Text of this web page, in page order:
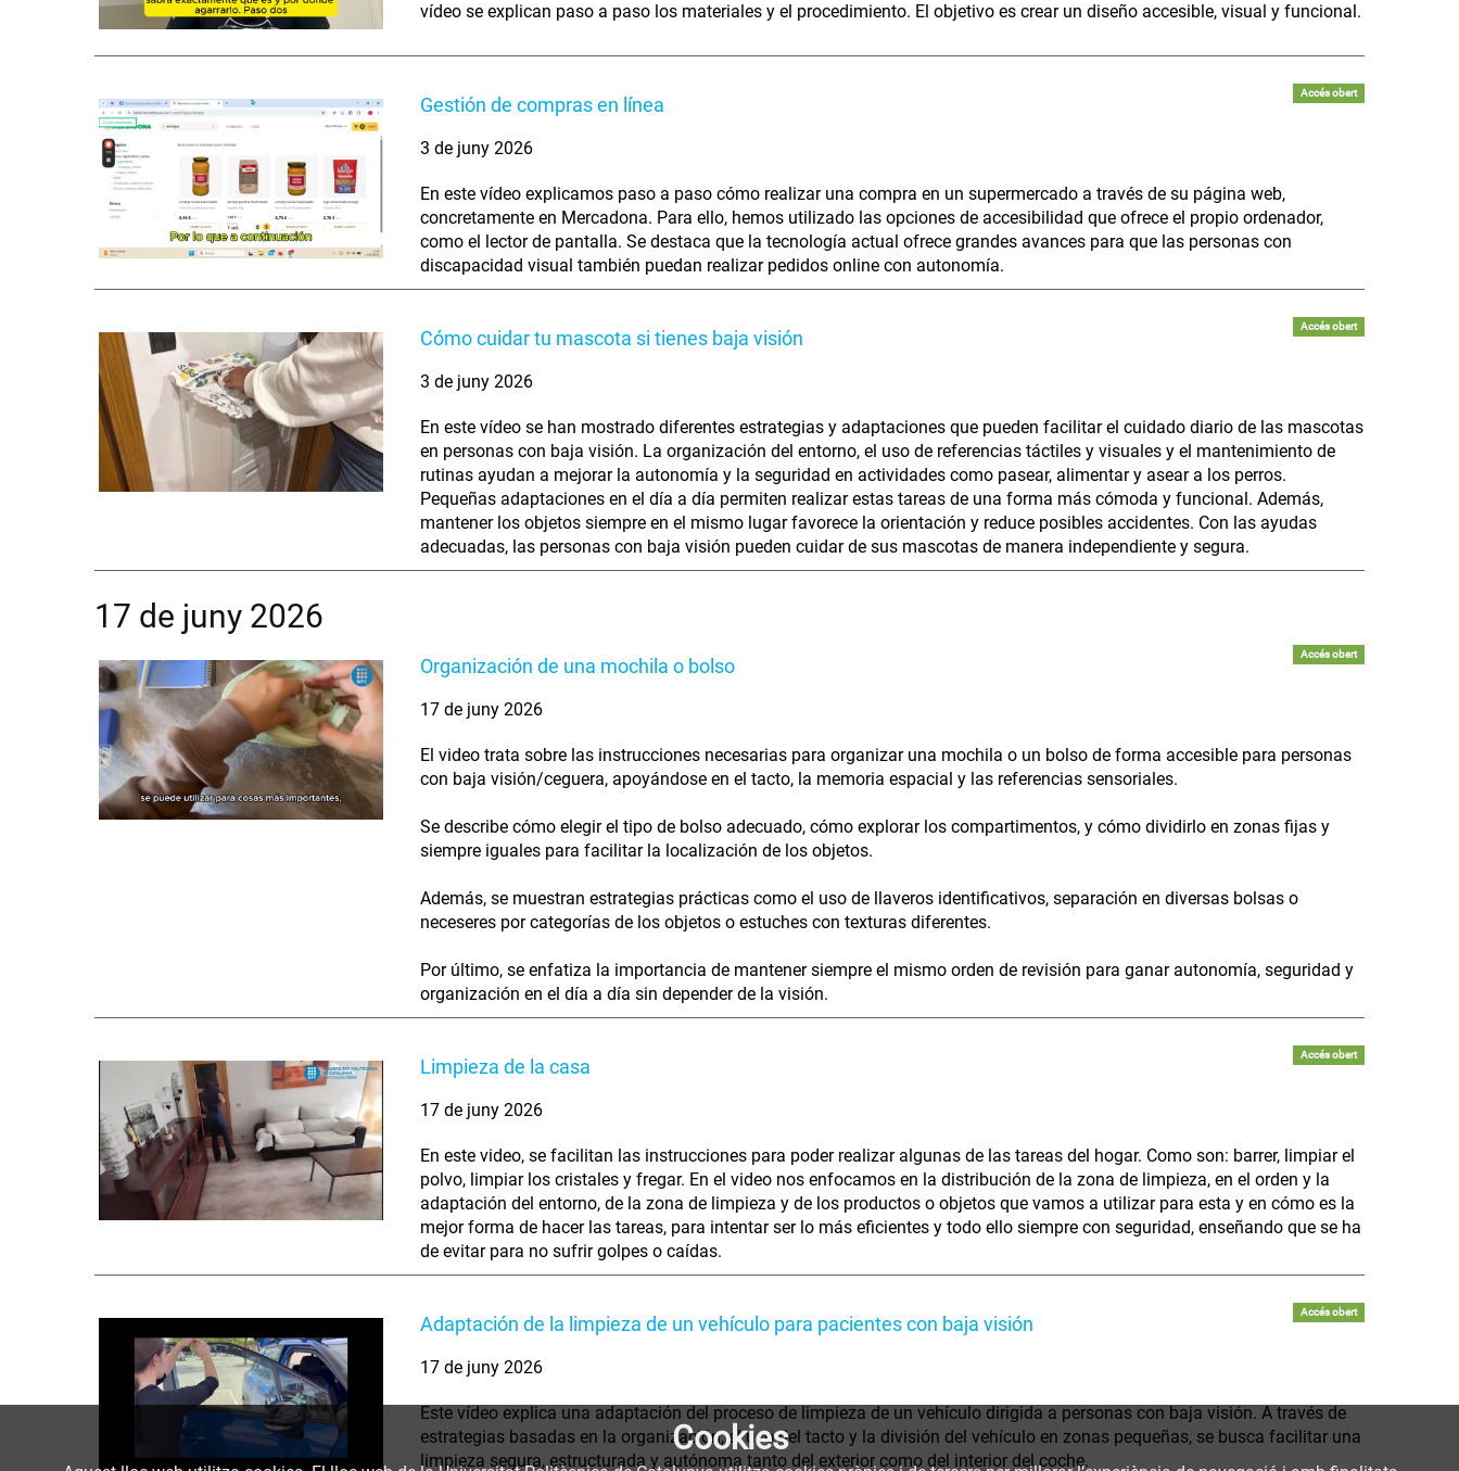
vídeo se explican paso a paso los materiales y el procedimiento. El objetivo es crear un diseño accesible, visual y funcional.
Gestión de compras en línea
Accés obert
3 de juny 2026
En este vídeo explicamos paso a paso cómo realizar una compra en un supermercado a través de su página web,
concretamente en Mercadona. Para ello, hemos utilizado las opciones de accesibilidad que ofrece el propio ordenador,
como el lector de pantalla. Se destaca que la tecnología actual ofrece grandes avances para que las personas con
discapacidad visual también puedan realizar pedidos online con autonomía.
Cómo cuidar tu mascota si tienes baja visión
Accés obert
3 de juny 2026
En este vídeo se han mostrado diferentes estrategias y adaptaciones que pueden facilitar el cuidado diario de las mascotas
en personas con baja visión. La organización del entorno, el uso de referencias táctiles y visuales y el mantenimiento de
rutinas ayudan a mejorar la autonomía y la seguridad en actividades como pasear, alimentar y asear a los perros.
Pequeñas adaptaciones en el día a día permiten realizar estas tareas de una forma más cómoda y funcional. Además,
mantener los objetos siempre en el mismo lugar favorece la orientación y reduce posibles accidentes. Con las ayudas
adecuadas, las personas con baja visión pueden cuidar de sus mascotas de manera independiente y segura.
17 de juny 2026
Organización de una mochila o bolso
Accés obert
17 de juny 2026
El video trata sobre las instrucciones necesarias para organizar una mochila o un bolso de forma accesible para personas
con baja visión/ceguera, apoyándose en el tacto, la memoria espacial y las referencias sensoriales.
Se describe cómo elegir el tipo de bolso adecuado, cómo explorar los compartimentos, y cómo dividirlo en zonas fijas y
siempre iguales para facilitar la localización de los objetos.
Además, se muestran estrategias prácticas como el uso de llaveros identificativos, separación en diversas bolsas o
neceseres por categorías de los objetos o estuches con texturas diferentes.
Por último, se enfatiza la importancia de mantener siempre el mismo orden de revisión para ganar autonomía, seguridad y
organización en el día a día sin depender de la visión.
Limpieza de la casa
Accés obert
17 de juny 2026
En este video, se facilitan las instrucciones para poder realizar algunas de las tareas del hogar. Como son: barrer, limpiar el
polvo, limpiar los cristales y fregar. En el video nos enfocamos en la distribución de la zona de limpieza, en el orden y la
adaptación del entorno, de la zona de limpieza y de los productos o objetos que vamos a utilizar para esta y en cómo es la
mejor forma de hacer las tareas, para intentar ser lo más eficientes y todo ello siempre con seguridad, enseñando que se ha
de evitar para no sufrir golpes o caídas.
Adaptación de la limpieza de un vehículo para pacientes con baja visión
Accés obert
17 de juny 2026
Este vídeo explica una adaptación del proceso de limpieza de un vehículo dirigida a personas con baja visión. A través de
estrategias basadas en la organización, el uso del tacto y la división del vehículo en zonas pequeñas, se busca facilitar una
limpieza segura, estructurada y autónoma tanto del exterior como del interior del coche.
Cookies